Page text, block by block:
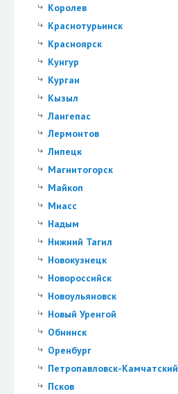
Королев
Краснотурьинск
Красноярск
Кунгур
Курган
Кызыл
Лангепас
Лермонтов
Липецк
Магнитогорск
Майкоп
Миасс
Надым
Нижний Тагил
Новокузнецк
Новороссийск
Новоульяновск
Новый Уренгой
Обнинск
Оренбург
Петропавловск-Камчатский
Псков